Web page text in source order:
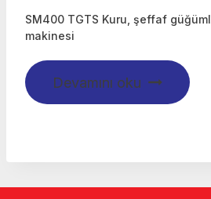
SM400 TGTS Kuru, şeffaf
makinesi
Devamını oku